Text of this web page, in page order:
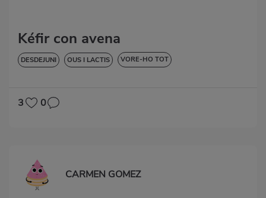
Kéfir con avena
DESDEJUNI OUS I LACTIS VORE-HO TOT
3 0
CARMEN GOMEZ